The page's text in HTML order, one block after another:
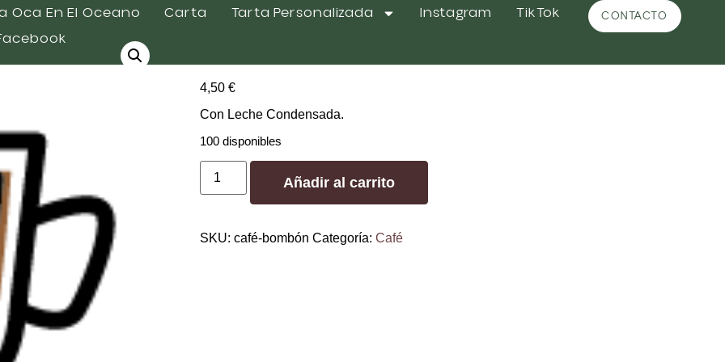
Oca En El Oceano Carta Tarta Personalizada Instagram
TikTok
CONTACTO
4,50 €
Con Leche Condensada.
100 disponibles
Añadir al carrito
SKU: café-bombón Categoría: Café